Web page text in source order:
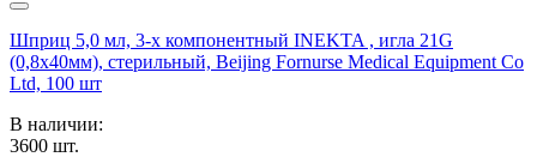
Шприц 5,0 мл, 3-х компонентный INEKTA , игла 21G
(0,8х40мм), стерильный, Beijing Fornurse Medical Equipment Co
Ltd, 100 шт
В наличии:
3600 шт.